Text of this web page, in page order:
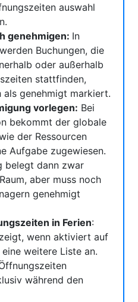
auswahl
genehmigen: In
Buchungen, die
oder außerhalb
stattfinden,
als genehmigt markiert.
vorlegen: Bei
bekommt der globale
der Ressourcen
Aufgabe zugewiesen.
belegt dann zwar
aber muss noch
genehmigt
in Ferien:
wenn aktiviert auf
weitere Liste an.
während den